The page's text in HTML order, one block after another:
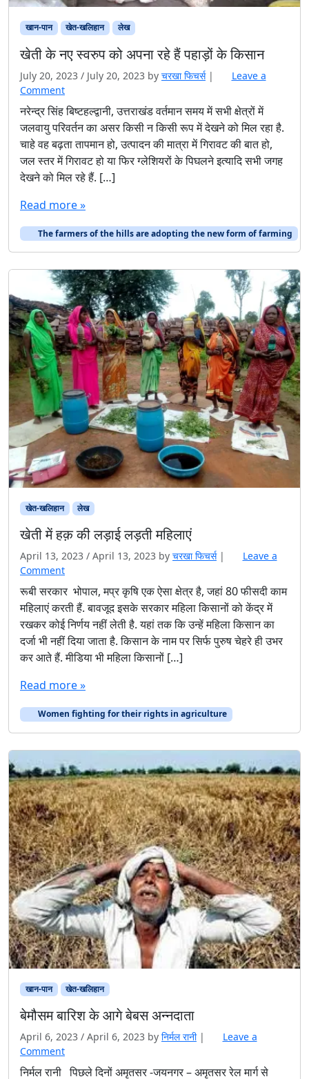
खान-पान खेत-खलिहान लेख
खेती के नए स्वरुप को अपना रहे हैं पहाड़ों के किसान
July 20, 2023 / July 20, 2023 by चरखा फिचर्स |
Leave a
Comment
नरेन्द्र सिंह बिष्टहल्द्वानी, उत्तराखंड वर्तमान समय में सभी क्षेत्रों में
जलवायु परिवर्तन का असर किसी न किसी रूप में देखने को मिल रहा है.
चाहे वह बढ़ता तापमान हो, उत्पादन की मात्रा में गिरावट की बात हो,
जल स्तर में गिरावट हो या फिर ग्लेशियरों के पिघलने इत्यादि सभी जगह
देखने को मिल रहे हैं. […]
Read more »
The farmers of the hills are adopting the new form of farming
खेत-खलिहान लेख
खेती में हक़ की लड़ाई लड़ती महिलाएं
April 13, 2023 / April 13, 2023 by चरखा फिचर्स |
Leave a
Comment
रूबी सरकार भोपाल, मप्र कृषि एक ऐसा क्षेत्र है, जहां 80 फीसदी काम
महिलाएं करती हैं. बावजूद इसके सरकार महिला किसानों को केंद्र में
रखकर कोई निर्णय नहीं लेती है. यहां तक कि उन्हें महिला किसान का
दर्जा भी नहीं दिया जाता है. किसान के नाम पर सिर्फ पुरुष चेहरे ही उभर
कर आते हैं. मीडिया भी महिला किसानों […]
Read more »
Women fighting for their rights in agriculture
खान-पान खेत-खलिहान
बेमौसम बारिश के आगे बेबस अन्नदाता
April 6, 2023 / April 6, 2023 by निर्मल रानी |
Leave a
Comment
निर्मल रानी पिछले दिनों अमृतसर -जयनगर – अमृतसर रेल मार्ग से